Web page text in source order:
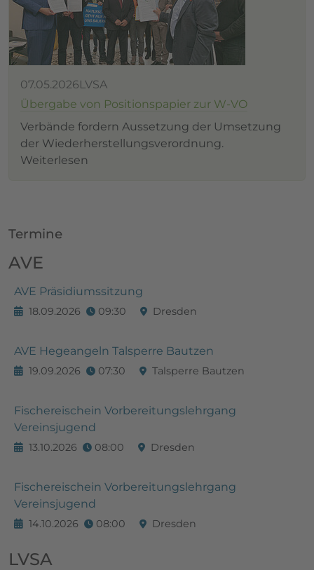
07.05.2026LVSA
Übergabe von Positionspapier zur W-VO
Verbände fordern Aussetzung der Umsetzung
der Wiederherstellungsverordnung.
Weiterlesen
Termine
AVE
AVE Präsidiumssitzung
18.09.2026 09:30 Dresden
AVE Hegeangeln Talsperre Bautzen
19.09.2026 07:30 Talsperre Bautzen
Fischereischein Vorbereitungslehrgang
Vereinsjugend
13.10.2026 08:00 Dresden
Fischereischein Vorbereitungslehrgang
Vereinsjugend
14.10.2026 08:00 Dresden
LVSA